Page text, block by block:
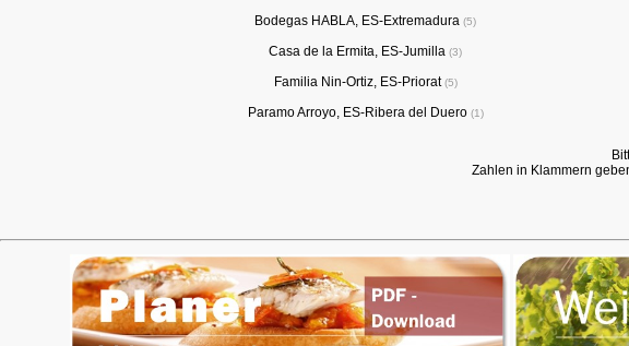
Bodegas HABLA, ES-Extremadura 5
Casa de la Ermita, ES-Jumilla 3
Familia Nin-Ortiz, ES-Priorat 5
Paramo Arroyo, ES-Ribera del Duero 1
Zahlen in Klammern